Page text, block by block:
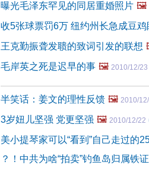
曝光毛泽东罕见的同居重婚照片 🖼️
收5张球票罚6万 纽约州长急成豆鸡
王克勤振聋发聩的致词引发的联想
毛岸英之死是迟早的事 🖼️ 2010/12/23
半笑话：姜文的理性反馈 🖼️ 2010/
3岁妞儿坚强 党更坚强 🖼️ 2010/12/22
美小提琴家可以“看到”自己走过的
？！中共为啥“拍卖”钓鱼岛归属铁证